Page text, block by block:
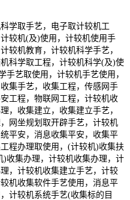
取手艺，电子取计较机工
较机(及)使用，计较机使用手
较机教育，计较机科学手艺，
科学取工程，计较机科学(及)使
手艺取使用，计较机手艺使用，
集手艺，收集工程，传感网手
工程，物联网工程，计较机收
，收集建立，收集建立手艺，
网坐规划取开辟手艺，计较机
平安，消息收集平安，收集平
程办理取使用，(计较机)收集扶
收集办理，计较机收集办理，计
，计较机收集建立手艺，计较
机收集软件手艺使用，消息平
计较机系统手艺(收集标的目